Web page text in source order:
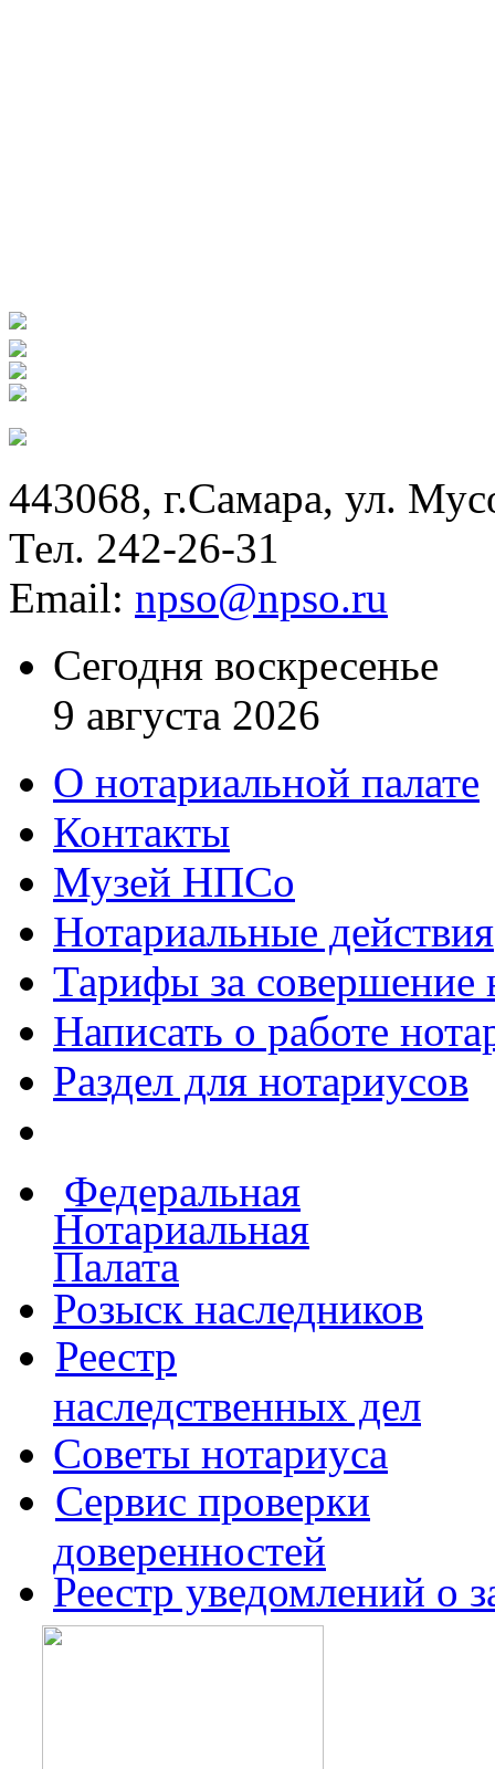
443068, г.Самара, ул.
Тел. 242-26-31
Email: npso@npso.ru
Сегодня воскресенье
9 августа 2026
О нотариальной палате
Контакты
Музей НПСо
Нотариальные действия
Тарифы за совершение
Написать о работе
Раздел для нотариусов
Федеральная
Нотариальная
Палата
Розыск наследников
Реестр
наследственных дел
Советы нотариуса
Сервис проверки
доверенностей
Реестр уведомлений о